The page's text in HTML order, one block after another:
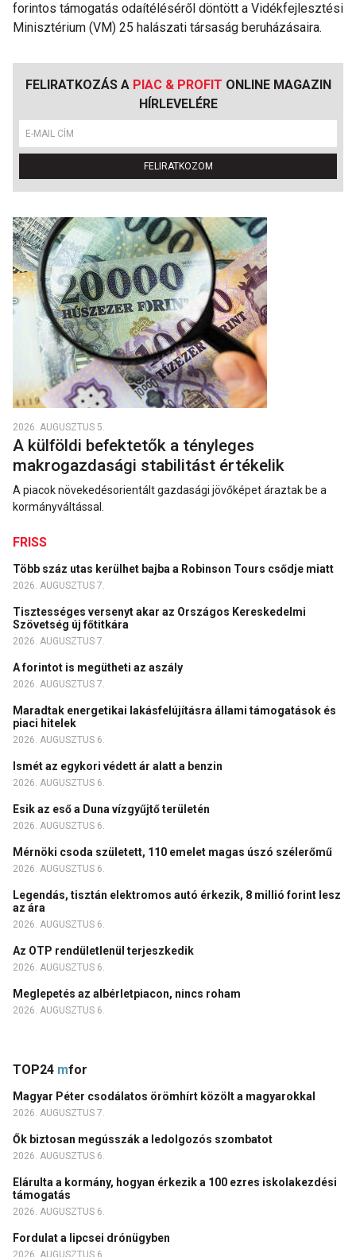
forintos támogatás odaítéléséről döntött a Vidékfejlesztési
Minisztérium (VM) 25 halászati társaság beruházásaira.
FELIRATKOZÁS A PIAC & PROFIT ONLINE MAGAZIN
HÍRLEVELÉRE
FELIRATKOZOM
2026. AUGUSZTUS 5.
A külföldi befektetők a tényleges
makrogazdasági stabilitást értékelik
A piacok növekedésorientált gazdasági jövőképet áraztak be a
kormányváltással.
FRISS
Több száz utas kerülhet bajba a Robinson Tours csődje miatt
2026. AUGUSZTUS 7.
Tisztességes versenyt akar az Országos Kereskedelmi
Szövetség új főtitkára
2026. AUGUSZTUS 7.
A forintot is megütheti az aszály
2026. AUGUSZTUS 7.
Maradtak energetikai lakásfelújításra állami támogatások és
piaci hitelek
2026. AUGUSZTUS 6.
Ismét az egykori védett ár alatt a benzin
2026. AUGUSZTUS 6.
Esik az eső a Duna vízgyűjtő területén
2026. AUGUSZTUS 6.
Mérnöki csoda született, 110 emelet magas úszó szélerőmű
2026. AUGUSZTUS 6.
Legendás, tisztán elektromos autó érkezik, 8 millió forint lesz
az ára
2026. AUGUSZTUS 6.
Az OTP rendületlenül terjeszkedik
2026. AUGUSZTUS 6.
Meglepetés az albérletpiacon, nincs roham
2026. AUGUSZTUS 6.
TOP24 mfor
Magyar Péter csodálatos örömhírt közölt a magyarokkal
2026. AUGUSZTUS 7.
Ők biztosan megússzák a ledolgozós szombatot
2026. AUGUSZTUS 6.
Elárulta a kormány, hogyan érkezik a 100 ezres iskolakezdési
támogatás
2026. AUGUSZTUS 6.
Fordulat a lipcsei drónügyben
2026. AUGUSZTUS 6.